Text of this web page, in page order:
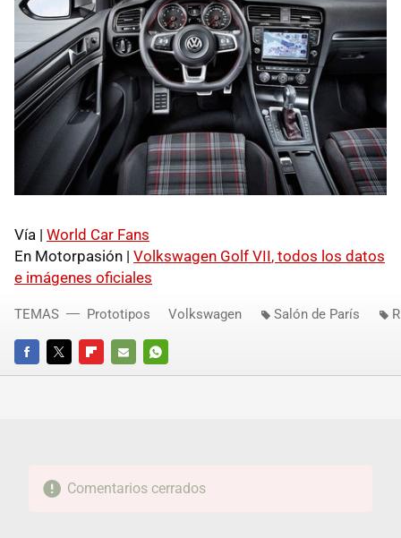
Vía | World Car Fans
En Motorpasión | Volkswagen Golf VII, todos los datos
e imágenes oficiales
FACEBOOKTWITTERFLIPBOARD
E-
WHATSAPP
TEMAS Prototipos Volkswagen Salón de París
Comentarios cerrados